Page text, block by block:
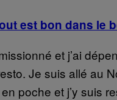
est bon dans le
et j’ai
Je suis allé au
poche et j’y suis